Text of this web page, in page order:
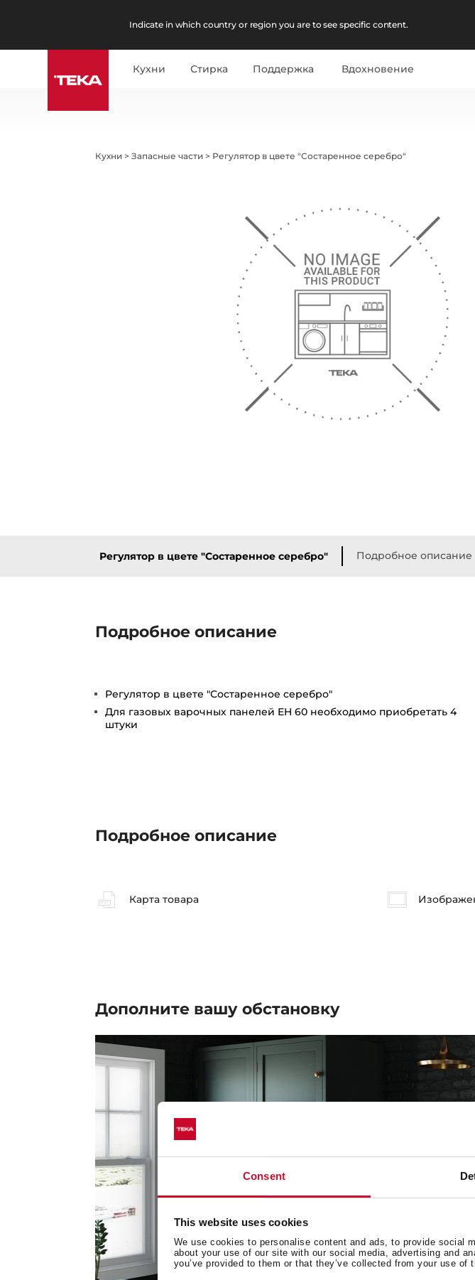
Consent
This website uses cookies
We use cookies to personalise content and ads, to provide social
about your use of our site with our social media, advertising and
you’ve provided to them or that they’ve collected from your use of
Indicate in which country or region you are to see specific content.
Кухни Стирка Поддержка Вдохновение
Кухни >Запасные части > Регулятор в цвете "Состаренное серебро"
Регулятор в цвете "Состаренное серебро" Подробное описание
Подробное описание
Регулятор в цвете "Состаренное серебро"
Для газовых варочных панелей EH 60 необходимо приобретать 4
штуки
Подробное описание
Карта товара
Дополните вашуобстановку